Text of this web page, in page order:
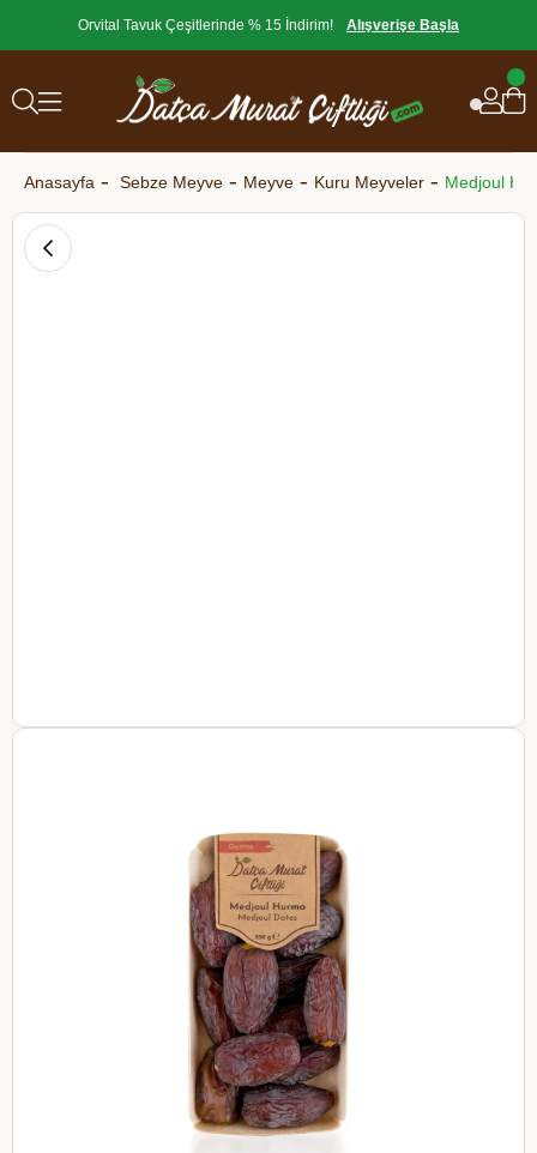
Orvital Tavuk Çeşitlerinde % 15 İndirim! Alışverişe Başla
Anasayfa Sebze Meyve Meyve Kuru Meyveler Medjoul